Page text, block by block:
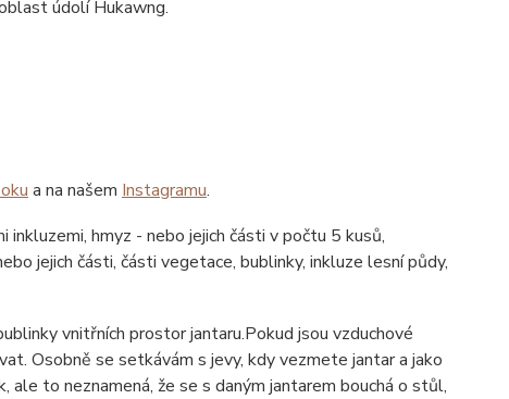
údolí Hukawng.
a na našem Instagramu.
hmyz - nebo jejich části v počtu 5 kusů,
jejich části, části vegetace, bublinky, inkluze lesní půdy,
vnitřních prostor jantaru.Pokud jsou vzduchové
Osobně se setkávám s jevy, kdy vezmete jantar a jako
to neznamená, že se s daným jantarem bouchá o stůl,